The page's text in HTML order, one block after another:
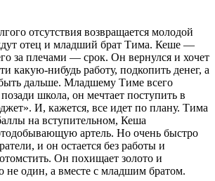
отсутствия возвращается молодой
отец и младший брат Тима. Кеше —
за плечами — срок. Он вернулся и хочет
какую-нибудь работу, подкопить денег, а
дальше. Младшему Тиме всего
школа, он мечтает поступить в
И, кажется, все идет по плану. Тима
на вступительном, Кеша
артель. Но очень быстро
и он остается без работы и
Он похищает золото и
не один, а вместе с младшим братом.